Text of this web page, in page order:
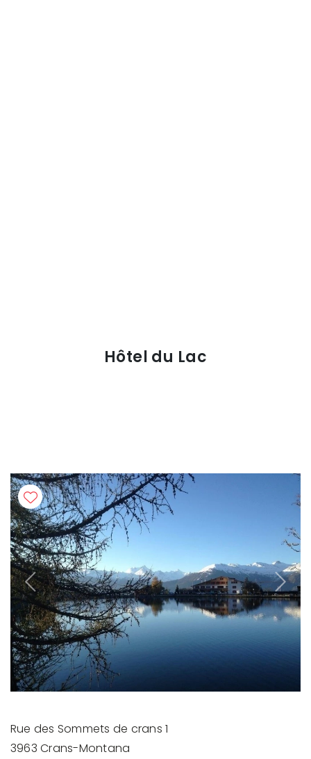
Hôtel du Lac
Previous Next
Rue des Sommets de crans 1
3963 Crans-Montana